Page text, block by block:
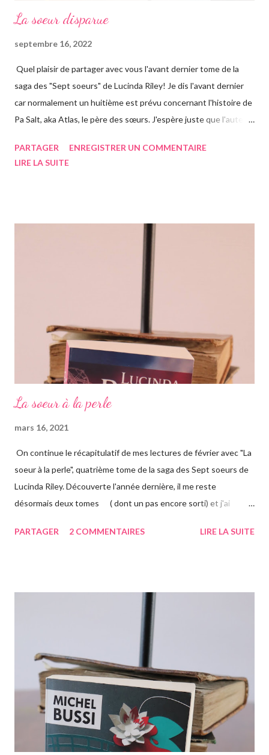
La soeur disparue
septembre 16, 2022
Quel plaisir de partager avec vous l'avant dernier tome de la
saga des "Sept soeurs" de Lucinda Riley! Je dis l'avant dernier
car normalement un huitième est prévu concernant l'histoire de
Pa Salt, aka Atlas, le père des sœurs. J'espère juste que l'auteur
Chose que j'ai d'ailleurs apprise en commençant le roman, ça m'a
rapidement, un vieil homme de plus de quatre-vingts-ans a
adopté six filles, issues de ses voyages qu'il élève à Genève en
également par Marina, appelée Ma, leur gouvernante/nounou
PARTAGER
ENREGISTRER UN COMMENTAIRE
LIRE LA SUITE
La soeur à la perle
mars 16, 2021
On continue le récapitulatif de mes lectures de février avec "La
soeur à la perle", quatrième tome de la saga des Sept soeurs de
Lucinda Riley. Découverte l'année dernière, il me reste
désormais deux tomes ( dont un pas encore sorti) et j'ai
avez pu le voir précédemment sur le blog. Cette fois-ci on suit la
campagne anglaise, elle va quant à elle partir à l'autre bout du
globe. Habituée à voyager, mais jamais seule, ce long courrier lui
d'arriver en Australie, elle fait escale plusieurs semaines en
Thaïlande, sur l'île de Krabi, où elle était déjà allée avec sa soeur.
Elle retrouve des personnes qu'elle conn...
PARTAGER 2 COMMENTAIRES LIRE LA SUITE